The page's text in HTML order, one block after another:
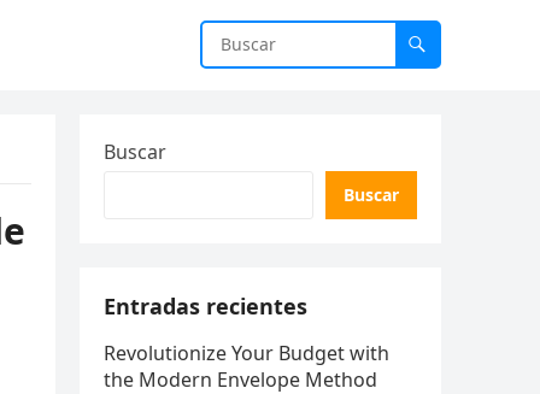
Buscar
Buscar
Entradas recientes
Revolutionize Your Budget with
the Modern Envelope Method